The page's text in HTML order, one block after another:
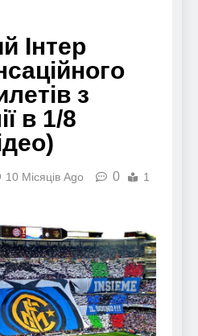
Інтер
з
в 1/8
10 Місяців Ago 0
1